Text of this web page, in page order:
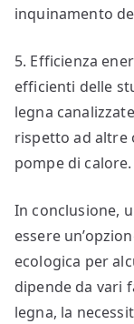
inquinamento
5. Efficienza
efficienti delle
legna
rispetto ad altre
pompe di calore.
In conclusione,
essere
ecologica per
dipende da vari
legna, la